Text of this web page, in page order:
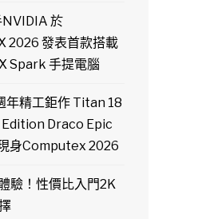
NVIDIA 於
2026 發表首款搭載
Spark 手提電腦
年精工鉅作 Titan 18
Draco Epic
身Computex 2026
驗！性價比入門2K